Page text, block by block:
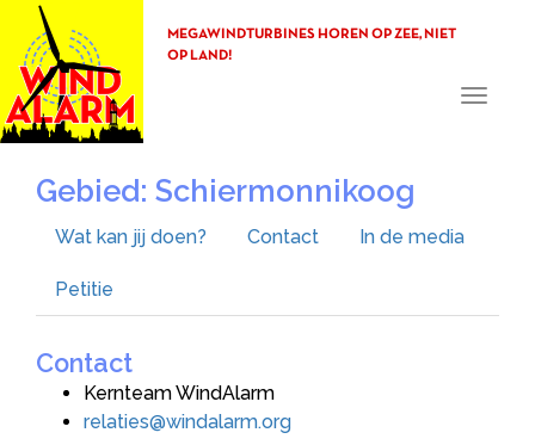
MEGAWINDTURBINES HOREN OP ZEE, NIET
OP LAND!
Toggle
Gebied: Schiermonnikoog
Wat kan jij doen? Contact In de media
Petitie
Contact
Kernteam WindAlarm
relaties@windalarm.org